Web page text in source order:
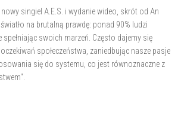
singiel A.E.S. i wydanie wideo, skrót od An
na brutalną prawdę: ponad 90% ludzi
swoich marzeń. Często dajemy się
oczekiwań społeczeństwa, zaniedbując nasze pasje
się do systemu, co jest równoznaczne z